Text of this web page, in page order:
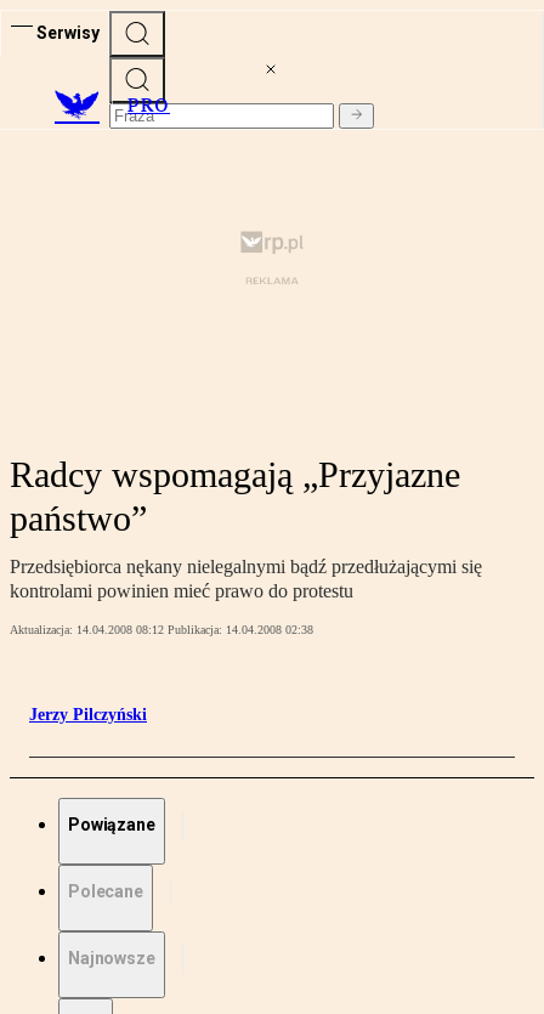
Serwisy
PRO
Radcy wspomagają „Przyjazne
państwo”
Przedsiębiorca nękany nielegalnymi bądź przedłużającymi się
kontrolami powinien mieć prawo do protestu
Aktualizacja: 14.04.2008 08:12 Publikacja: 14.04.2008 02:38
Jerzy Pilczyński
Powiązane
Polecane
Najnowsze